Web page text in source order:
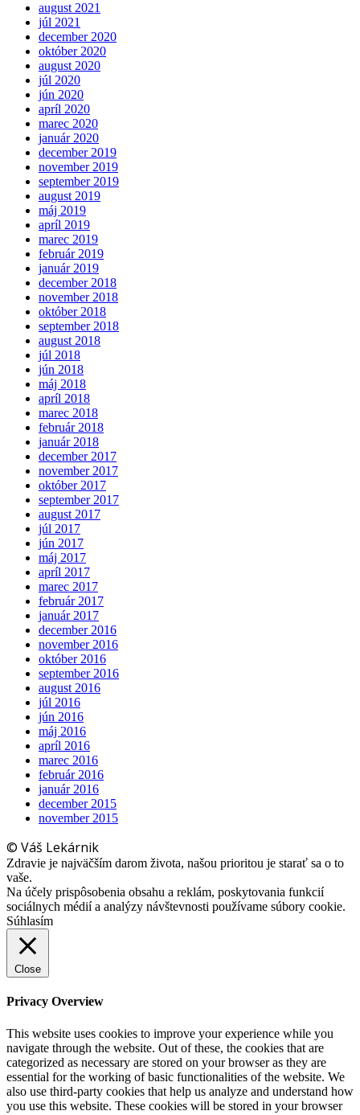
august 2021
júl 2021
december 2020
október 2020
august 2020
júl 2020
jún 2020
apríl 2020
marec 2020
január 2020
december 2019
november 2019
september 2019
august 2019
máj 2019
apríl 2019
marec 2019
február 2019
január 2019
december 2018
november 2018
október 2018
september 2018
august 2018
júl 2018
jún 2018
máj 2018
apríl 2018
marec 2018
február 2018
január 2018
december 2017
november 2017
október 2017
september 2017
august 2017
júl 2017
jún 2017
máj 2017
apríl 2017
marec 2017
február 2017
január 2017
december 2016
november 2016
október 2016
september 2016
august 2016
júl 2016
jún 2016
máj 2016
apríl 2016
marec 2016
február 2016
január 2016
december 2015
november 2015
© Váš Lekárnik
Zdravie je najväčším darom života, našou prioritou je starať sa o to
vaše.
Na účely prispôsobenia obsahu a reklám, poskytovania funkcií
sociálnych médií a analýzy návštevnosti používame súbory cookie.
Súhlasím
Close
Privacy Overview
This website uses cookies to improve your experience while you
navigate through the website. Out of these, the cookies that are
categorized as necessary are stored on your browser as they are
essential for the working of basic functionalities of the website. We
also use third-party cookies that help us analyze and understand how
you use this website. These cookies will be stored in your browser